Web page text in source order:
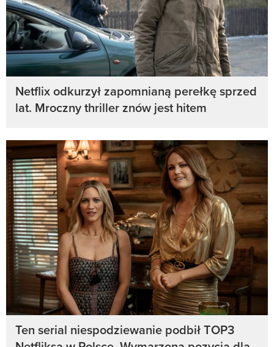
Netflix odkurzył zapomnianą perełkę sprzed
lat. Mroczny thriller znów jest hitem
Ten serial niespodziewanie podbił TOP3